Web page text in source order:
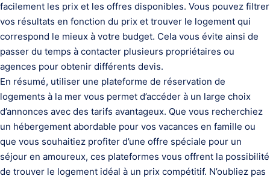
facilement les prix et les offres disponibles. Vous pouvez filtrer
vos résultats en fonction du prix et trouver le logement qui
correspond le mieux à votre budget. Cela vous évite ainsi de
passer du temps à contacter plusieurs propriétaires ou
agences pour obtenir différents devis.
En résumé, utiliser une plateforme de réservation de
logements à la mer vous permet d’accéder à un large choix
d’annonces avec des tarifs avantageux. Que vous recherchiez
un hébergement abordable pour vos vacances en famille ou
que vous souhaitiez profiter d’une offre spéciale pour un
séjour en amoureux, ces plateformes vous offrent la possibilité
de trouver le logement idéal à un prix compétitif. N’oubliez pas